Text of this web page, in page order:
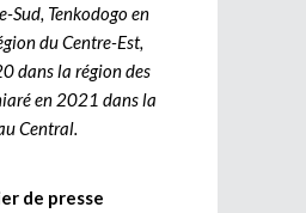
Sud, Tenkodogo en
du Centre-Est,
dans la région des
en 2021 dans la
Central.
de presse